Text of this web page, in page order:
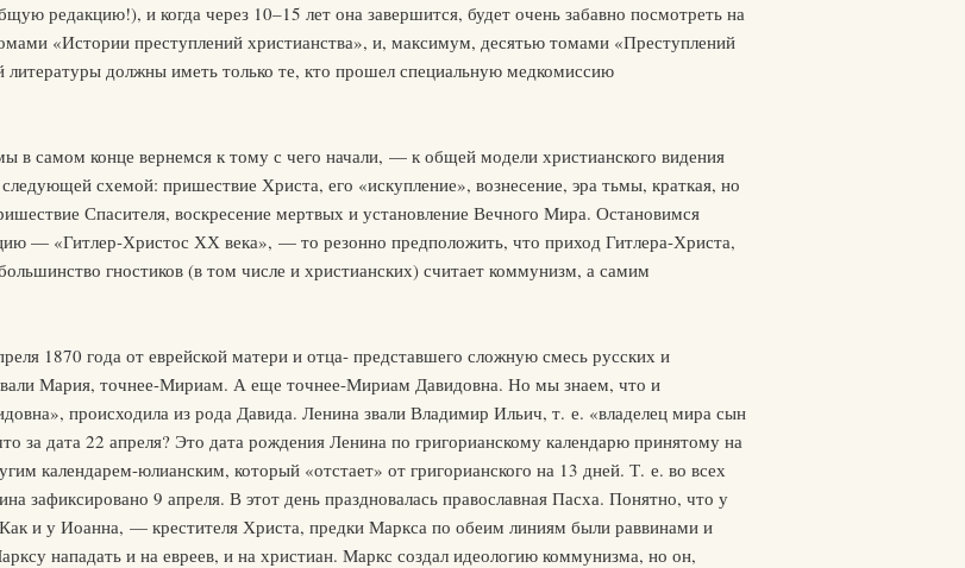
редакцию!), и когда через 10–15 лет она завершится, будет очень забавно посмотреть на
«Истории преступлений христианства», и, максимум, десятью томами «Преступлений
должны иметь только те, кто прошел специальную медкомиссию
в самом конце вернемся к тому с чего начали, — к общей модели христианского видения
схемой: пришествие Христа, его «искупление», вознесение, эра тьмы, краткая, но
Спасителя, воскресение мертвых и установление Вечного Мира. Остановимся
— «Гитлер-Христос ХХ века», — то резонно предположить, что приход Гитлера-Христа,
гностиков (в том числе и христианских) считает коммунизм, а самим
1870 года от еврейской матери и отца- представшего сложную смесь русских и
Мария, точнее-Мириам. А еще точнее-Мириам Давидовна. Но мы знаем, что и
происходила из рода Давида. Ленина звали Владимир Ильич, т. е. «владелец мира сын
за дата 22 апреля? Это дата рождения Ленина по григорианскому календарю принятому на
календарем-юлианским, который «отстает» от григорианского на 13 дней. Т. е. во всех
зафиксировано 9 апреля. В этот день праздновалась православная Пасха. Понятно, что у
и у Иоанна, — крестителя Христа, предки Маркса по обеим линиям были раввинами и
нападать и на евреев, и на христиан. Маркс создал идеологию коммунизма, но он,